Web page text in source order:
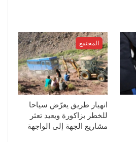
المجتمع
انهيار طريق يعرّض سياحا
للخطر بزاكورة ويعيد تعثر
مشاريع الجهة إلى الواجهة